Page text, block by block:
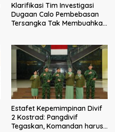
Klarifikasi Tim Investigasi
Dugaan Calo Pembebasan
Tersangka Tak Membuahkan
Estafet Kepemimpinan Divif
2 Kostrad: Pangdivif
Tegaskan, Komandan harus